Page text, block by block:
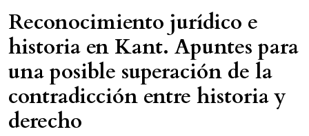
Reconocimiento jurídico e
historia en Kant. Apuntes para
una posible superación de la
contradicción entre historia y
derecho